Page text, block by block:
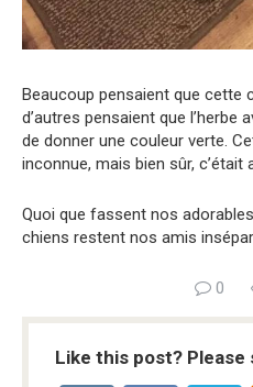
Beaucoup pensaient que cette
d’autres pensaient que l’herbe
de donner une couleur verte.
inconnue, mais bien sûr, c’était
Quoi que fassent nos
chiens restent nos amis
0
Like this post?